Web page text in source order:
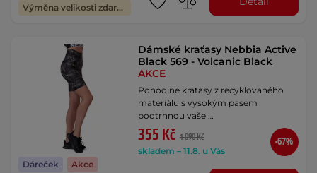
Výměna velikosti zdarma
Dáreček
Akce
Dámské kraťasy Nebbia Active
Black 569 - Volcanic Black
AKCE
Pohodlné kraťasy z recyklovaného
materiálu s vysokým pasem
podtrhnou vaše …
355 Kč 1 090 Kč
skladem – 11.8. u Vás
-67%